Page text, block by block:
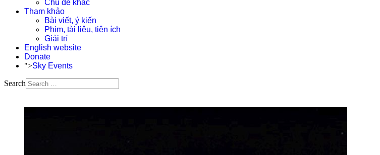
Chủ đề khác
Tham khảo
Bài viết, ý kiến
Phim, tài liệu, tiện ích
Giải trí
English website
Donate
">Sky Events
Search